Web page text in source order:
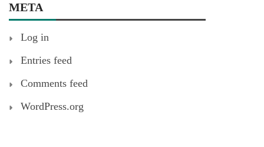
META
Log in
Entries feed
Comments feed
WordPress.org